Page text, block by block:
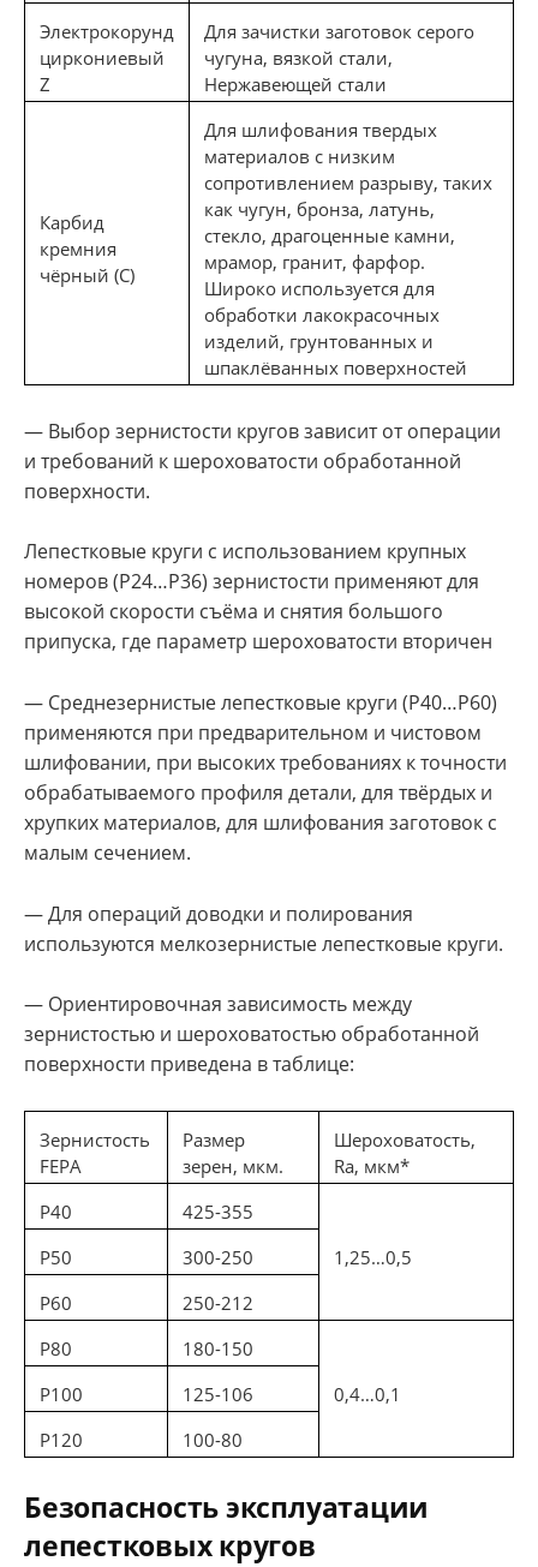
Электрокорунд
циркониевый
Z
Для зачистки заготовок серого
чугуна, вязкой стали,
Нержавеющей стали
Карбид
кремния
чёрный (С)
Для шлифования твердых
материалов с низким
сопротивлением разрыву, таких
как чугун, бронза, латунь,
стекло, драгоценные камни,
мрамор, гранит, фарфор.
Широко используется для
обработки лакокрасочных
изделий, грунтованных и
шпаклёванных поверхностей
— Выбор зернистости кругов зависит от операции
и требований к шероховатости обработанной
поверхности.
Лепестковые круги с использованием крупных
номеров (Р24…Р36) зернистости применяют для
высокой скорости съёма и снятия большого
припуска, где параметр шероховатости вторичен
— Среднезернистые лепестковые круги (Р40…Р60)
применяются при предварительном и чистовом
шлифовании, при высоких требованиях к точности
обрабатываемого профиля детали, для твёрдых и
хрупких материалов, для шлифования заготовок с
малым сечением.
— Для операций доводки и полирования
используются мелкозернистые лепестковые круги.
— Ориентировочная зависимость между
зернистостью и шероховатостью обработанной
поверхности приведена в таблице:
Зернистость
FEPA
Размер
зерен, мкм.
Шероховатость,
Ra, мкм*
Р40
425-355
1,25…0,5
Р50
300-250
Р60
250-212
Р80
180-150
0,4…0,1
Р100
125-106
Р120
100-80
Безопасность эксплуатации
лепестковых кругов